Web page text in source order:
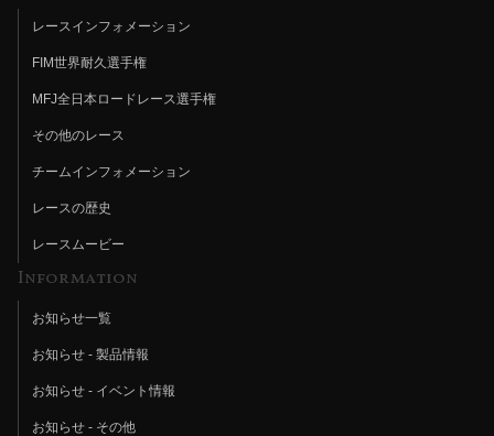
レースインフォメーション
FIM世界耐久選手権
MFJ全日本ロードレース選手権
その他のレース
チームインフォメーション
レースの歴史
レースムービー
Information
お知らせ一覧
お知らせ - 製品情報
お知らせ - イベント情報
お知らせ - その他